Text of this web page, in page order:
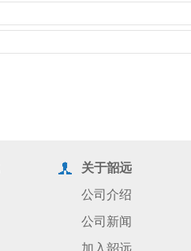
关于韶远
公司介绍
公司新闻
加入韶远